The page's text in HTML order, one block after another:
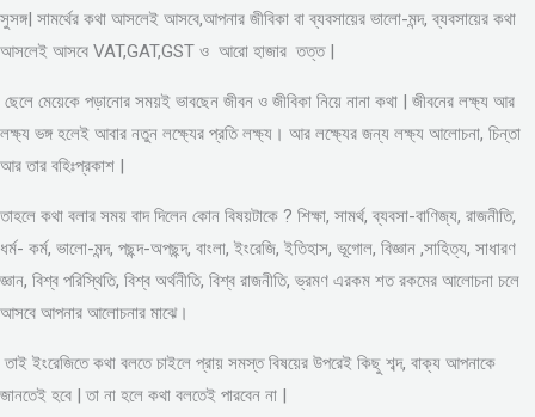
সুসঙ্গ| সামর্থের কথা আসলেই আসবে,আপনার জীবিকা বা ব্যবসায়ের ভালো-মন্দ, ব্যবসায়ের কথা
আসলেই আসবে VAT,GAT,GST ও আরো হাজার তত্ত |
ছেলে মেয়েকে পড়ানোর সময়ই ভাবছেন জীবন ও জীবিকা নিয়ে নানা কথা | জীবনের লক্ষ্য আর
লক্ষ্য ভঙ্গ হলেই আবার নতুন লক্ষ্যের প্রতি লক্ষ্য। আর লক্ষ্যের জন্য লক্ষ্য আলোচনা, চিন্তা
আর তার বহিঃপ্রকাশ |
তাহলে কথা বলার সময় বাদ দিলেন কোন বিষয়টাকে ? শিক্ষা, সামর্থ, ব্যবসা-বাণিজ্য, রাজনীতি,
ধর্ম- কর্ম, ভালো-মন্দ, পছন্দ-অপছন্দ, বাংলা, ইংরেজি, ইতিহাস, ভূগোল, বিজ্ঞান ,সাহিত্য, সাধারণ
জ্ঞান, বিশ্ব পরিস্থিতি, বিশ্ব অর্থনীতি, বিশ্ব রাজনীতি, ভ্রমণ এরকম শত রকমের আলোচনা চলে
আসবে আপনার আলোচনার মাঝে।
তাই ইংরেজিতে কথা বলতে চাইলে প্রায় সমস্ত বিষয়ের উপরেই কিছু শব্দ, বাক্য আপনাকে
জানতেই হবে | তা না হলে কথা বলতেই পারবেন না |